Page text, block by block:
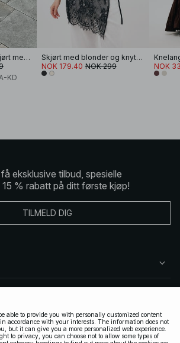
Asymmetrisk midiskjørt med knapper
KD
Skjørt med blonder og knyting
NOK 179.40 NOK 299
NOK
eksklusive tilbud, spesielle
% rabatt på ditt første kjøp!
TILMELD DIG